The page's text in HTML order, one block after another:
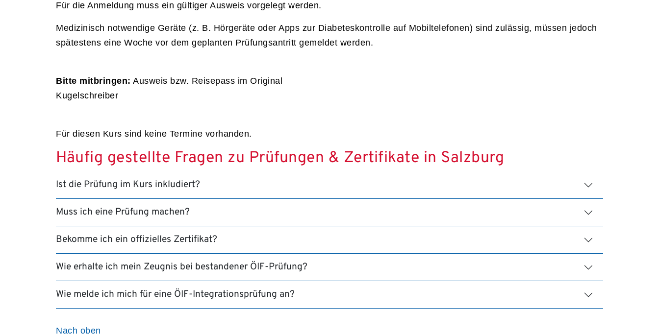
Für die Anmeldung muss ein gültiger Ausweis vorgelegt werden.
Medizinisch notwendige Geräte (z. B. Hörgeräte oder Apps zur Diabeteskontrolle auf Mobiltelefonen) sind zulässig, müssen jedoch
spätestens eine Woche vor dem geplanten Prüfungsantritt gemeldet werden.
Bitte mitbringen: Ausweis bzw. Reisepass im Original
Kugelschreiber
Für diesen Kurs sind keine Termine vorhanden.
Häufig gestellte Fragen zu Prüfungen & Zertifikate in Salzburg
Ist die Prüfung im Kurs inkludiert?
Muss ich eine Prüfung machen?
Bekomme ich ein offizielles Zertifikat?
Wie erhalte ich mein Zeugnis bei bestandener ÖIF-Prüfung?
Wie melde ich mich für eine ÖIF-Integrationsprüfung an?
Nach oben